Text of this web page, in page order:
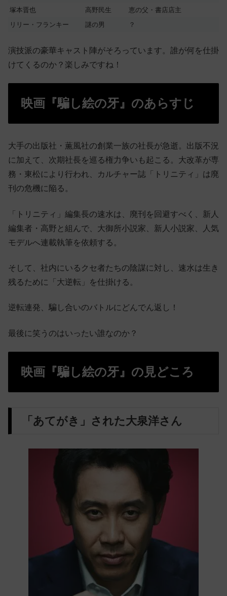
塚本晋也
高野民生
恵の父・書店店主
リリー・フランキー
謎の男 ？
演技派の豪華キャスト陣がそろっています。誰が何を仕掛
けてくるのか？楽しみですね！
映画『騙し絵の牙』のあらすじ
大手の出版社・薫風社の創業一族の社長が急逝。出版不況
に加えて、次期社長を巡る権力争いも起こる。大改革が専
務・東松により行われ、カルチャー誌「トリニティ」は廃
刊の危機に陥る。
「トリニティ」編集長の速水は、廃刊を回避すべく、新人
編集者・高野と組んで、大御所小説家、新人小説家、人気
モデルへ連載執筆を依頼する。
そして、社内にいるクセ者たちの陰謀に対し、速水は生き
残るために「大逆転」を仕掛ける。
逆転連発、騙し合いのバトルにどんでん返し！
最後に笑うのはいったい誰なのか？
映画『騙し絵の牙』の見どころ
「あてがき」された大泉洋さん